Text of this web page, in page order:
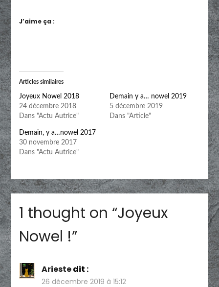
J’aime ça :
Articles similaires
Joyeux Nowel 2018
24 décembre 2018
Dans "Actu Autrice"
Demain y a… nowel 2019
5 décembre 2019
Dans "Article"
Demain, y a…nowel 2017
30 novembre 2017
Dans "Actu Autrice"
1 thought on “Joyeux
Nowel !”
Ariestedit :
26 décembre 2019 à 15:12